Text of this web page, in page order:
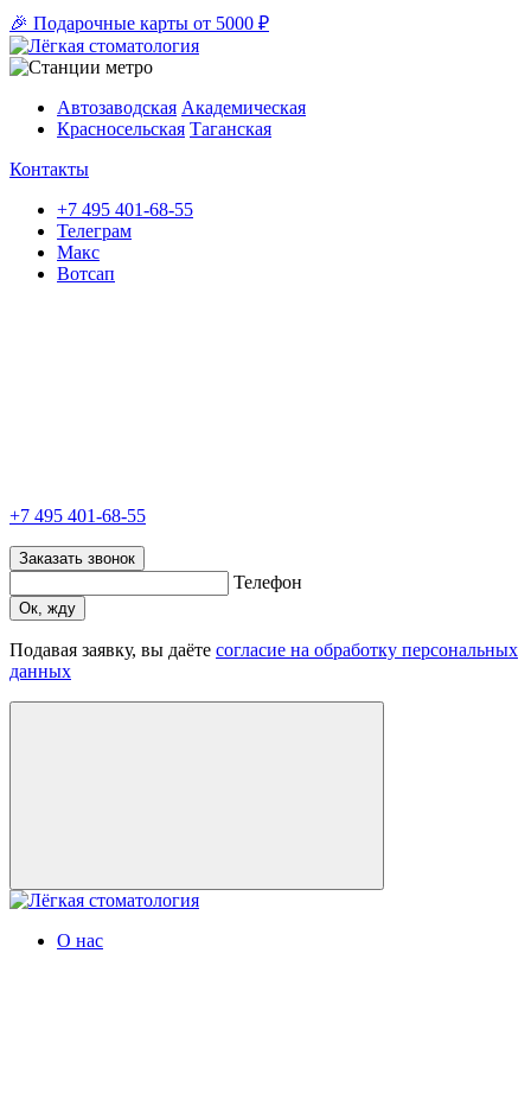
🎉 Подарочные карты от 5000 ₽
Автозаводская Академическая
Красносельская Таганская
Контакты
+7 495 401-68-55
Телеграм
Макс
Вотсап
+7 495 401-68-55
Заказать звонок
Телефон
Ок, жду
Подавая заявку, вы даёте согласие на обработку персональных
данных
О нас